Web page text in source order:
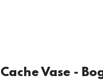
Cache Vase -